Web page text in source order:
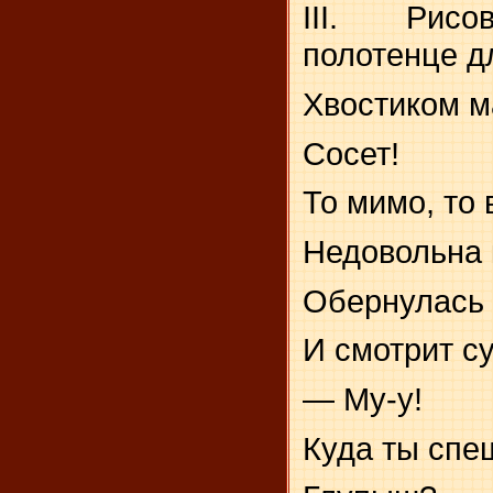
III.
полотенце
Хвостиком
Сосет!
То мимо, то
Недовольна
Обернулась
И смотрит
— Му-у!
Куда ты